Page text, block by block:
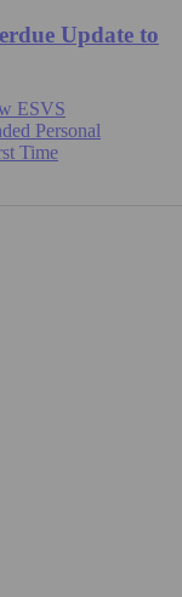
Update to
ESVS
Personal
Time